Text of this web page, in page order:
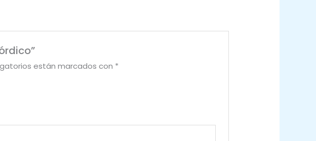
están marcados con *